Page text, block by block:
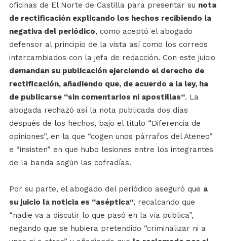
oficinas de El Norte de Castilla para presentar su nota
de rectificación explicando los hechos recibiendo la
negativa del periódico, como aceptó el abogado
defensor al principio de la vista así como los correos
intercambiados con la jefa de redacción. Con este juicio
demandan su publicación ejerciendo el derecho de
rectificación, añadiendo que, de acuerdo a la ley, ha
de publicarse “sin comentarios ni apostillas”. La
abogada rechazó así la nota publicada dos días
después de los hechos, bajo el título “Diferencia de
opiniones”, en la que “cogen unos párrafos del Ateneo”
e “insisten” en que hubo lesiones entre los integrantes
de la banda según las cofradías.
Por su parte, el abogado del periódico aseguró que a
su juicio la noticia es “aséptica”, recalcando que
“nadie va a discutir lo que pasó en la vía pública”,
negando que se hubiera pretendido “criminalizar ni a